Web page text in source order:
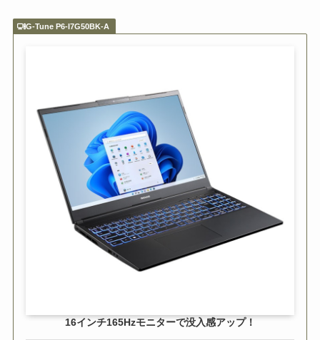
G-Tune P6-I7G50BK-A
16インチ165Hzモニターで没入感アップ！